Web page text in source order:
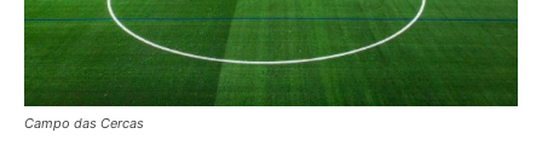
Campo das Cercas